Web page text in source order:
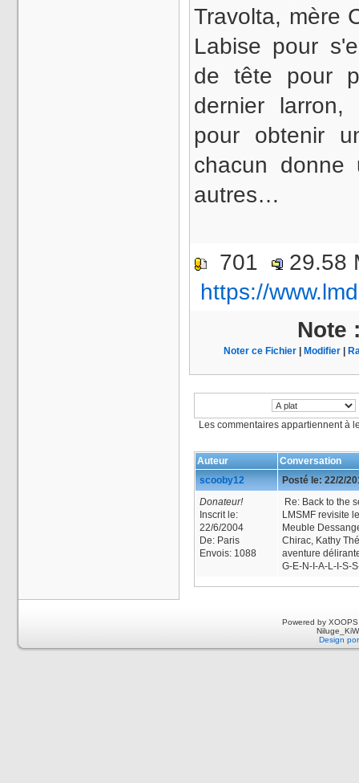
Travolta, mère
Labise pour
de tête pour
dernier larron,
pour obtenir
chacun
autres…
701
https://
Note
Noter ce Fichier Modifier
Les commentaires appartiennent à
Auteur
Conversation
scooby12
Posté le: 22/2/
Donateur!
Inscrit le:
22/6/2004
De: Paris
Envois: 1088
Re: Back to the
LMSMF revisite
Meuble
Chirac, Kathy
aventure
G-E-N-I-A-L-I-S-
Powered by
Design